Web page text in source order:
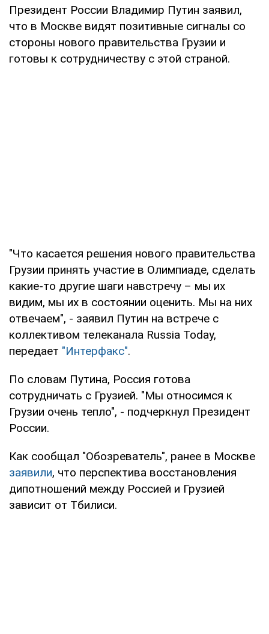
Президент России Владимир Путин заявил,
что в Москве видят позитивные сигналы со
стороны нового правительства Грузии и
готовы к сотрудничеству с этой страной.
"Что касается решения нового правительства
Грузии принять участие в Олимпиаде, сделать
какие-то другие шаги навстречу – мы их
видим, мы их в состоянии оценить. Мы на них
отвечаем", - заявил Путин на встрече с
коллективом телеканала Russia Today,
передает "Интерфакс".
По словам Путина, Россия готова
сотрудничать с Грузией. "Мы относимся к
Грузии очень тепло", - подчеркнул Президент
России.
Как сообщал "Обозреватель", ранее в Москве
заявили, что перспектива восстановления
дипотношений между Россией и Грузией
зависит от Тбилиси.